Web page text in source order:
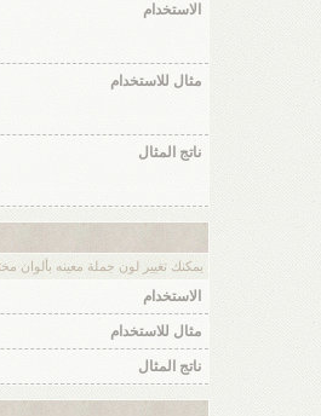
الاستخدام
مثال للاستخدام
ناتج المثال
يمكنك تغيير لون جملة معينه بألوان
الاستخدام
مثال للاستخدام
ناتج المثال